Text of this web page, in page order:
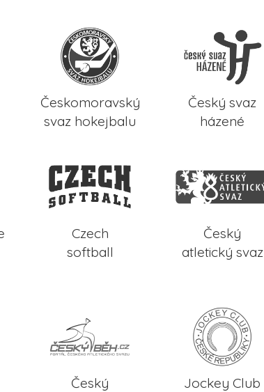
Českomoravský
svaz hokejbalu
Český svaz
házené
Czech
softball
Český
atletický svaz
Český
Jockey Club